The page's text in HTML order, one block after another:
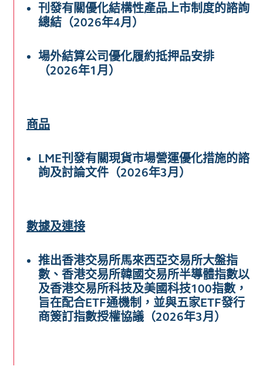
刊發有關優化結構性產品上市制度的諮詢
總結（2026年4月）
場外結算公司優化履約抵押品安排
（2026年1月）
商品
LME刊發有關現貨市場營運優化措施的諮
詢及討論文件（2026年3月）
數據及連接
推出香港交易所馬來西亞交易所大盤指
數、香港交易所韓國交易所半導體指數以
及香港交易所科技及美國科技100指數，
旨在配合ETF通機制，並與五家ETF發行
商簽訂指數授權協議（2026年3月）